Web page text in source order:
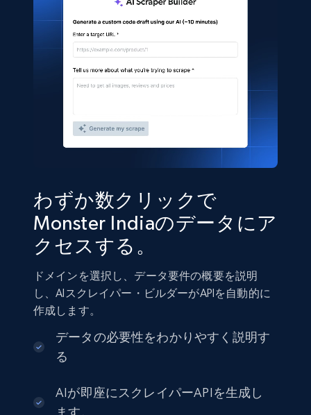
わずか数クリックで
Monster Indiaのデータにア
クセスする。
ドメインを選択し、データ要件の概要を説明
し、AIスクレイパー・ビルダーがAPIを自動的に
作成します。
データの必要性をわかりやすく説明す
る
AIが即座にスクレイパーAPIを生成し